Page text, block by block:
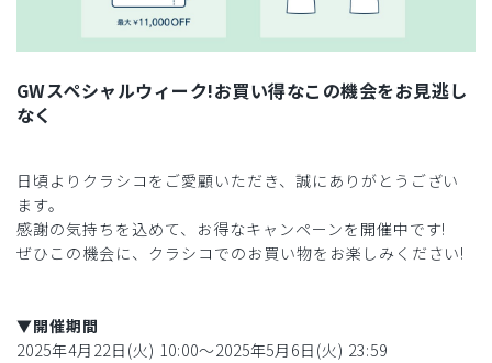
GWスペシャルウィーク!お買い得なこの機会をお見逃し
なく
日頃よりクラシコをご愛顧いただき、誠にありがとうござい
ます。
感謝の気持ちを込めて、お得なキャンペーンを開催中です!
ぜひこの機会に、クラシコでのお買い物をお楽しみください!
▼開催期間
2025年4月22日(火) 10:00〜2025年5月6日(火) 23:59